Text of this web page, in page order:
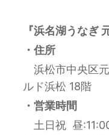
『浜名湖うなぎ
・住所
浜松市中央区
ルド浜松 18階
・営業時間
土日祝 昼